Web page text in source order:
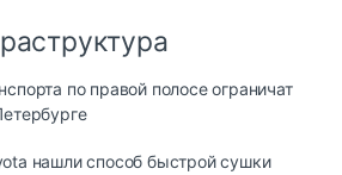
по правой полосе ограничат
нашли способ быстрой сушки